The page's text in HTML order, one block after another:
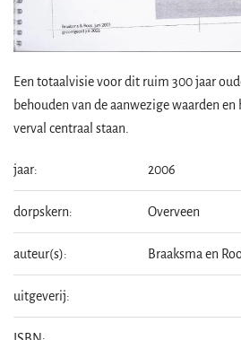
Een totaalvisie voor dit ruim 300 jaar
behouden van de aanwezige waarden
verval centraal staan.
jaar: 2006
dorpskern: Overveen
auteur(s): Braaksma en
uitgeverij: